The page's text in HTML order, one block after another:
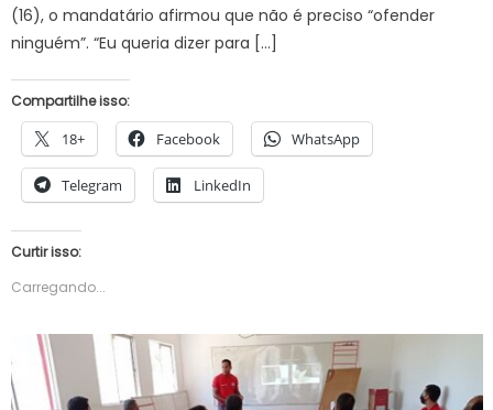
(16), o mandatário afirmou que não é preciso “ofender
ninguém”. “Eu queria dizer para […]
Compartilhe isso:
18+ Facebook WhatsApp
Telegram LinkedIn
Curtir isso:
Carregando...